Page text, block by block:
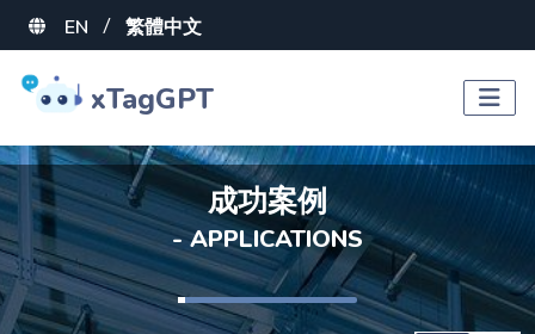
EN / 繁體中文
xTagGPT
成功案例
- APPLICATIONS